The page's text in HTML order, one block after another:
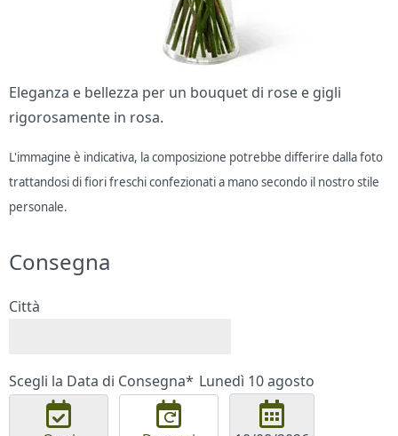
Eleganza e bellezza per un bouquet di rose e gigli
rigorosamente in rosa.
L'immagine è indicativa, la composizione potrebbe differire dalla foto
trattandosi di fiori freschi confezionati a mano secondo il nostro stile
personale.
Consegna
Città
Scegli la Data di Consegna* Lunedì 10 agosto